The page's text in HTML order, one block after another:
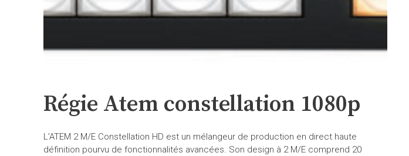
Régie Atem constellation 1080p
L’ATEM 2 M/E Constellation HD est un mélangeur de production en direct haute
définition pourvu de fonctionnalités avancées. Son design à 2 M/E comprend 20